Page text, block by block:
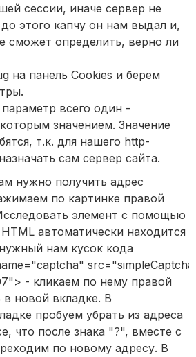
сессии, иначе сервер не
этого капчу он нам выдал и,
сможет определить, верно ли
на панель Cookies и берем
всего один -
значением. Значение
т.к. для нашего http-
сам сервер сайта.
нужно получить адрес
по картинке правой
элемент с помощью
автоматически находится
нам кусок кода
="captcha" src="
" > - кликаем по нему правой
новой вкладке. В
пробуем убрать из адреса
что после знака "?", вместе с
по новому адресу. В